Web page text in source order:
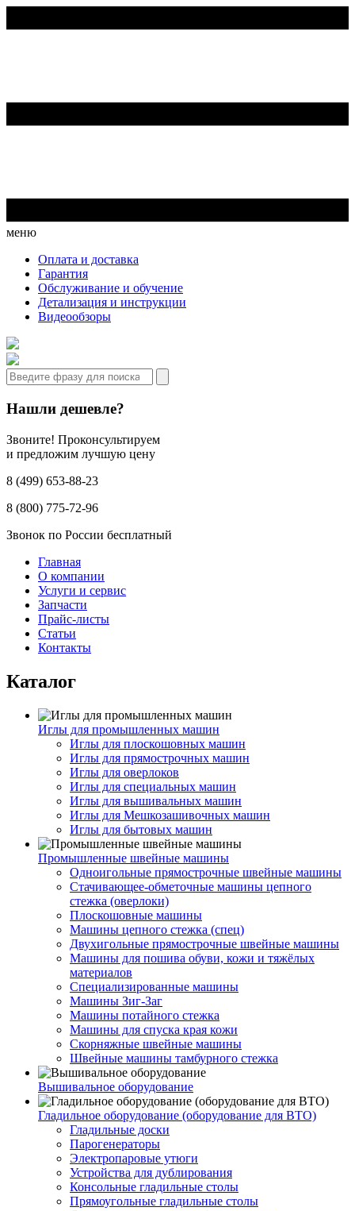
меню
Оплата и доставка
Гарантия
Обслуживание и обучение
Детализация и инструкции
Видеообзоры
Нашли дешевле?
Звоните! Проконсультируем
и предложим лучшую цену
8 (499) 653-88-23
8 (800) 775-72-96
Звонок по России бесплатный
Главная
О компании
Услуги и сервис
Запчасти
Прайс-листы
Статьи
Контакты
Каталог
Иглы для промышленных машин
Иглы для плоскошовных машин
Иглы для прямострочных машин
Иглы для оверлоков
Иглы для специальных машин
Иглы для вышивальных машин
Иглы для Мешкозашивочных машин
Иглы для бытовых машин
Промышленные швейные машины
Одноигольные прямострочные швейные машины
Стачивающее-обметочные машины цепного
стежка (оверлоки)
Плоскошовные машины
Машины цепного стежка (спец)
Двухигольные прямострочные швейные машины
Машины для пошива обуви, кожи и тяжёлых
материалов
Специализированные машины
Машины Зиг-Заг
Машины потайного стежка
Машины для спуска края кожи
Скорняжные швейные машины
Швейные машины тамбурного стежка
Вышивальное оборудование
Гладильное оборудование (оборудование для ВТО)
Гладильные доски
Парогенераторы
Электропаровые утюги
Устройства для дублирования
Консольные гладильные столы
Прямоугольные гладильные столы